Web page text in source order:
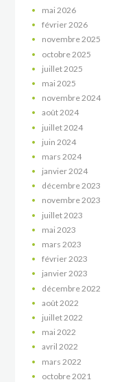
mai 2026
février2026
novembre2025
octobre 2025
juillet 2025
mai 2025
novembre2024
août2024
juillet 2024
juin 2024
mars 2024
janvier2024
décembre2023
novembre2023
juillet 2023
mai 2023
mars 2023
février2023
janvier2023
décembre 2022
août 2022
juillet 2022
mai 2022
avril 2022
mars 2022
octobre 2021